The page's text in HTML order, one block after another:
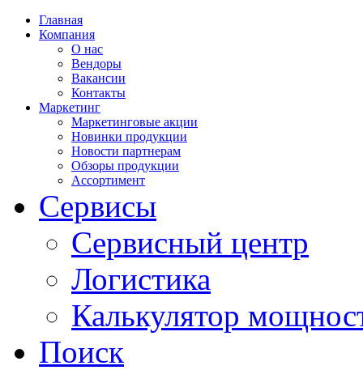
Главная
Компания
О нас
Вендоры
Вакансии
Контакты
Маркетинг
Маркетинговые акции
Новинки продукции
Новости партнерам
Обзоры продукции
Ассортимент
Сервисы
Сервисный центр
Логистика
Калькулятор
Поиск